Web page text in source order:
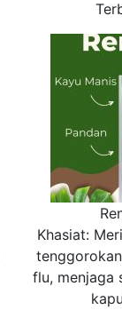
Khasiat:
flu, menjaga